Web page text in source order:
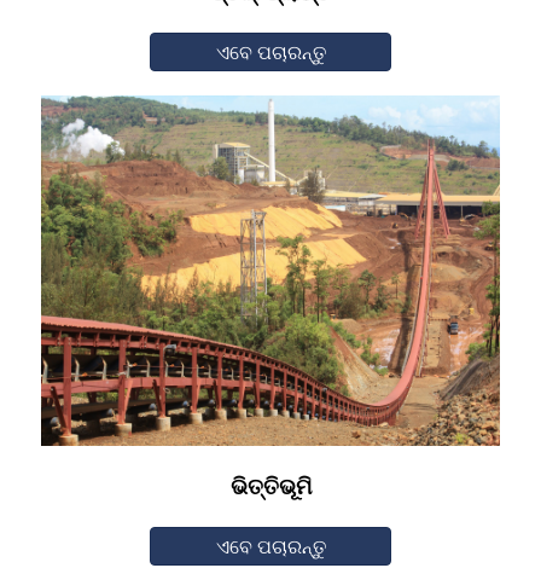
ଏବେ ପଚାରନ୍ତୁ
ଭିତ୍ତିଭୂମି
ଏବେ ପଚାରନ୍ତୁ